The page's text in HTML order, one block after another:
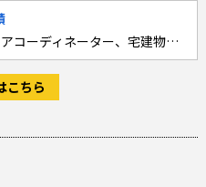
インテリアコーディネーター、宅建物取引士、古民家鑑定士1級
こちら